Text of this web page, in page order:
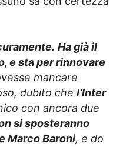
Ha già il
e sta per rinnovare
mancare
dubito che l’Inter
con ancora due
si sposteranno
Marco Baroni, e do